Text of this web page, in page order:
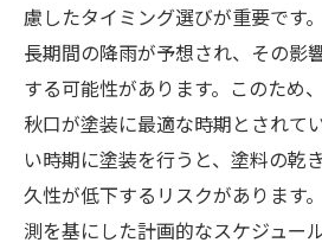
季節による塗装作業の
ト
奈良市のイベントシー
ール
天候予報を利用した塗
信頼できる外壁塗装業者を
慮したタイミング選びが重要です
長期間の降雨が予想され、その影
する可能性があります。このため
秋口が塗装に最適な時期とされて
い時期に塗装を行うと、塗料の乾
久性が低下するリスクがあります
測を基にした計画的なスケジュー